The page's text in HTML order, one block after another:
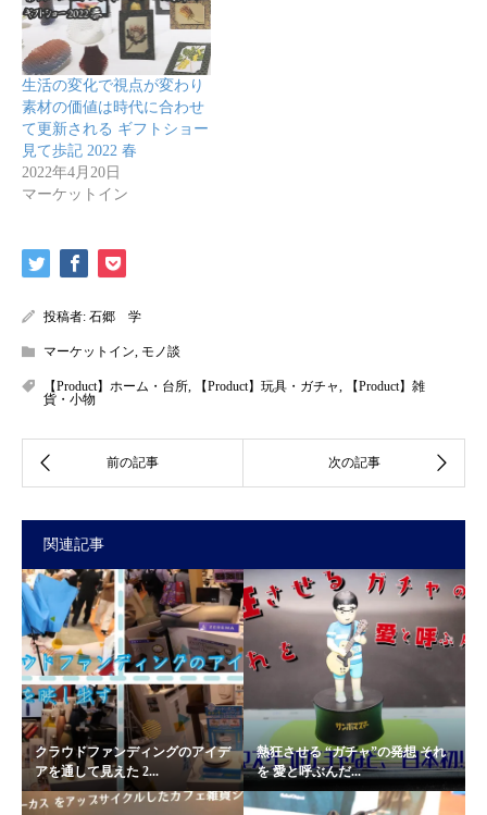
生活の変化で視点が変わり
素材の価値は時代に合わせ
て更新される ギフトショー
見て歩記 2022 春
2022年4月20日
マーケットイン
投稿者: 石郷 学
マーケットイン モノ談
【Product】ホーム・台所 【Product】玩具・ガチャ
【Product】雑
貨・小物
関連記事
クラウドファンディングのアイデ
アを通して見えた 2...
熱狂させる “ガチャ”の発想 それ
を 愛と呼ぶんだ...